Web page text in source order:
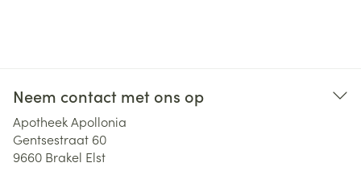
Neem contact met ons op
Apotheek Apollonia
Gentsestraat 60
9660 Brakel Elst